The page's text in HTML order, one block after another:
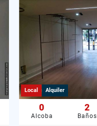
Local Alquiler
0
Alcoba
2
Baños